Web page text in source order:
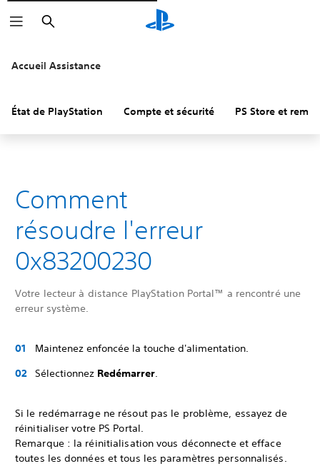
Rechercher
Accueil Assistance
État de PlayStation Compte et sécurité PS Store et
Comment
résoudre l'erreur
0x83200230
Votre lecteur à distance PlayStation Portal™ a rencontré une
erreur système.
Maintenez enfoncée la touche d'alimentation.
Sélectionnez Redémarrer.
Si le redémarrage ne résout pas le problème, essayez de
réinitialiser votre PS Portal.
Remarque : la réinitialisation vous déconnecte et efface
toutes les données et tous les paramètres personnalisés.